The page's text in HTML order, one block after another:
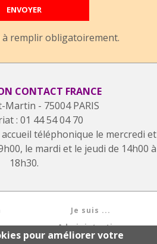
remplir obligatoirement.
CONTACT FRANCE
Martin - 75004 PARIS
: 01 44 54 04 70
téléphonique le mercredi et
le mardi et le jeudi de 14h00 à
18h30.
Je suis ...
Administration
pour améliorer votre